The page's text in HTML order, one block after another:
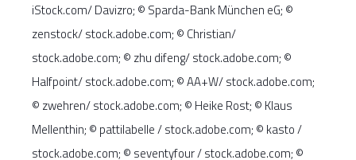
iStock.com/ Davizro; © Sparda-Bank München eG; ©
zenstock/ stock.adobe.com; © Christian/
stock.adobe.com; © zhu difeng/ stock.adobe.com; ©
Halfpoint/ stock.adobe.com; © AA+W/ stock.adobe.com;
© zwehren/ stock.adobe.com; © Heike Rost; © Klaus
Mellenthin; © pattilabelle / stock.adobe.com; © kasto /
stock.adobe.com; © seventyfour / stock.adobe.com; ©